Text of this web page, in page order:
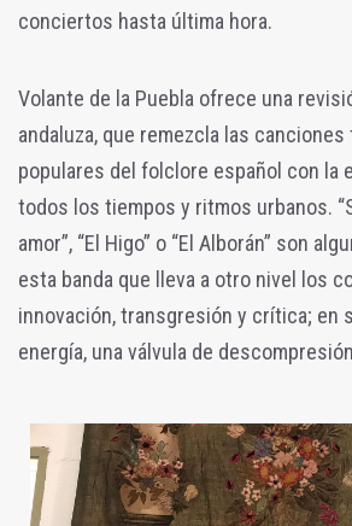
conciertos hasta última hora.
Volante de la Puebla ofrece una
andaluza, que remezcla las
populares del folclore español con la
todos los tiempos y ritmos urbanos.
amor”, “El Higo” o “El Alborán” son
esta banda que lleva a otro nivel los
innovación, transgresión y crítica; en
energía, una válvula de